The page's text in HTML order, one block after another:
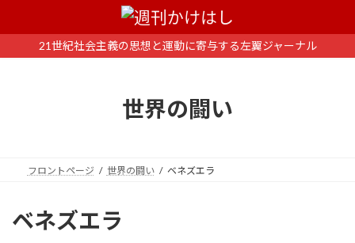
ン
ー
21世紀社会主義の思想と運動に寄与する左翼ジャーナル
世界の闘い
フロントページ 世界の闘い ベネズエラ
ベネズエラ